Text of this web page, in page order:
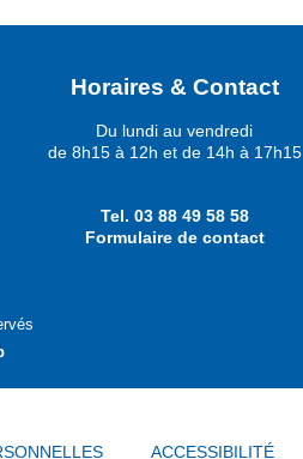
Horaires & Contact
Du lundi au vendredi
de 8h15 à 12h et de 14h à 17h15
Tel. 03 88 49 58 58
Formulaire de contact
ACCESSIBILITÉ